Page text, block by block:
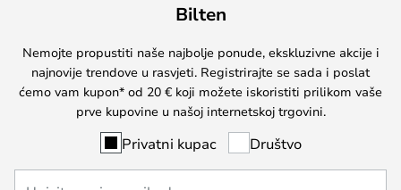
Bilten
Nemojte propustiti naše najbolje ponude, ekskluzivne akcije i
najnovije trendove u rasvjeti. Registrirajte se sada i poslat
ćemo vam kupon* od 20 € koji možete iskoristiti prilikom vaše
prve kupovine u našoj internetskoj trgovini.
Privatni kupac Društvo